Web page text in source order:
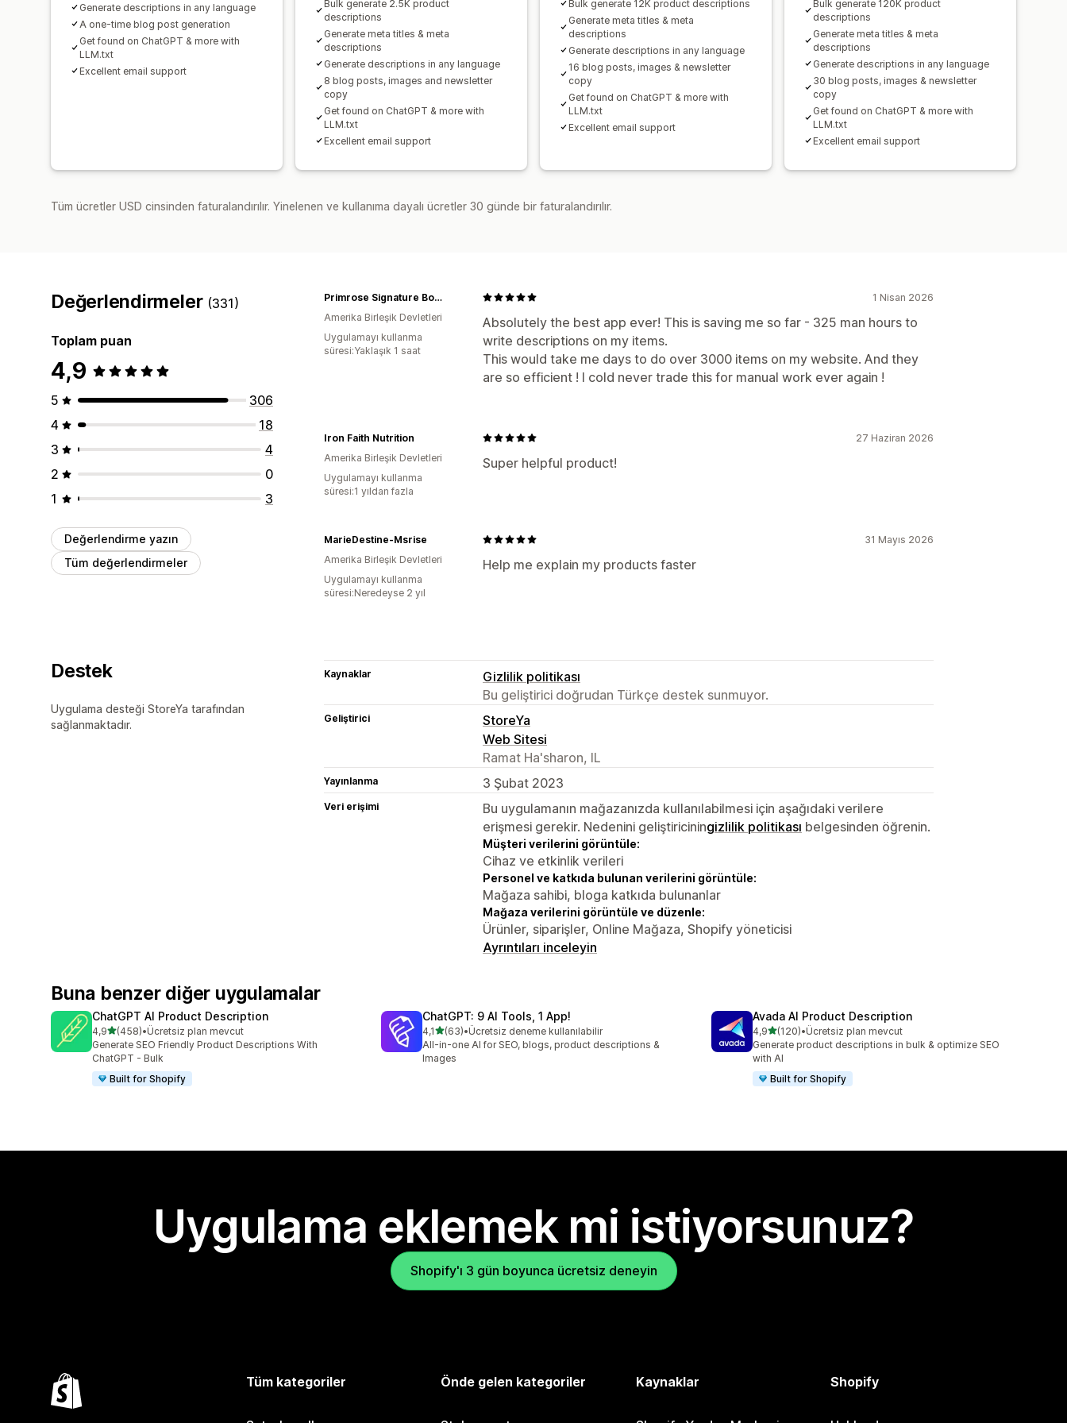
Generate descriptions in any language
A one-time blog post generation
Get found on ChatGPT & more with
LLM.txt
Excellent email support
Bulk generate 2.5K product
descriptions
Generate meta titles & meta
descriptions
Generate descriptions in any language
8 blog posts, images and newsletter
copy
Get found on ChatGPT & more with
LLM.txt
Excellent email support
Bulk generate 12K product descriptions
Generate meta titles & meta
descriptions
Generate descriptions in any language
16 blog posts, images & newsletter
copy
Get found on ChatGPT & more with
LLM.txt
Excellent email support
Bulk generate 120K product
descriptions
Generate meta titles & meta
descriptions
Generate descriptions in any language
30 blog posts, images & newsletter
copy
Get found on ChatGPT & more with
LLM.txt
Excellent email support
Tüm ücretler USD cinsinden faturalandırılır. Yinelenen ve kullanıma dayalı ücretler 30 günde bir faturalandırılır.
Değerlendirmeler (331)
Toplam puan
4,9
5
306
4
18
3
4
2
0
1
3
Değerlendirme yazın
Tüm değerlendirmeler
1 Nisan 2026
Absolutely the best app ever! This is saving me so far - 325 man hours to
write descriptions on my items.
This would take me days to do over 3000 items on my website. And they
are so efficient ! I cold never trade this for manual work ever again !
Primrose Signature Boutique
Amerika Birleşik Devletleri
Uygulamayı kullanma
süresi:Yaklaşık 1 saat
27 Haziran 2026
Super helpful product!
Iron Faith Nutrition
Amerika Birleşik Devletleri
Uygulamayı kullanma
süresi:1 yıldan fazla
31 Mayıs 2026
Help me explain my products faster
MarieDestine-Msrise
Amerika Birleşik Devletleri
Uygulamayı kullanma
süresi:Neredeyse 2 yıl
Destek
Uygulama desteği StoreYa tarafından
sağlanmaktadır.
Kaynaklar
Gizlilik politikası
Bu geliştirici doğrudan Türkçe destek sunmuyor.
Geliştirici
StoreYa
Web Sitesi
Ramat Ha'sharon, IL
Yayınlanma 3 Şubat 2023
Veri erişimi
Bu uygulamanın mağazanızda kullanılabilmesi için aşağıdaki verilere
erişmesi gerekir. Nedenini geliştiriciningizlilik politikası belgesinden öğrenin.
Müşteri verilerini görüntüle:
Cihaz ve etkinlik verileri
Personel ve katkıda bulunan verilerini görüntüle:
Mağaza sahibi, bloga katkıda bulunanlar
Mağaza verilerini görüntüle ve düzenle:
Ürünler, siparişler, Online Mağaza, Shopify yöneticisi
Ayrıntıları inceleyin
Buna benzer diğer uygulamalar
ChatGPT AI Product Description
4,95 yıldız üzerinden
(458)
toplam 458 değerlendirme
•Ücretsiz plan mevcut
Generate SEO Friendly Product Descriptions With
ChatGPT - Bulk
Built for Shopify
ChatGPT: 9 AI Tools, 1 App!
4,15 yıldız üzerinden
(63)
toplam 63 değerlendirme
•Ücretsiz deneme kullanılabilir
All-in-one AI for SEO, blogs, product descriptions &
Images
Avada AI Product Description
4,95 yıldız üzerinden
(120)
toplam 120 değerlendirme
•Ücretsiz plan mevcut
Generate product descriptions in bulk & optimize SEO
with AI
Built for Shopify
Uygulama eklemek mi istiyorsunuz?
Shopify'ı 3 gün boyunca ücretsiz deneyin
Tüm kategoriler Önde gelen kategoriler Kaynaklar Shopify